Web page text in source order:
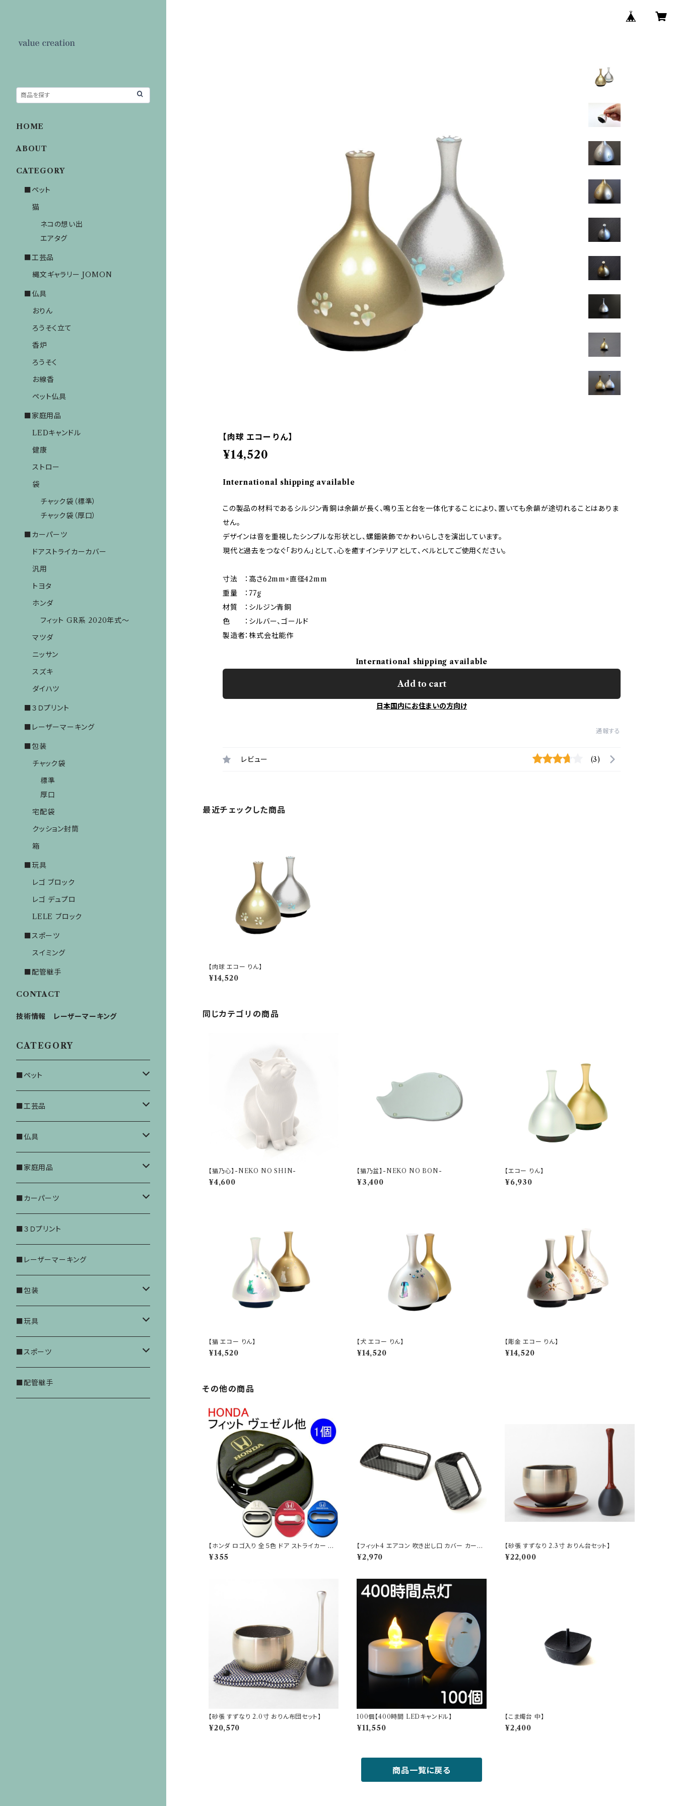
【肉球 エコー りん】
¥14,520
International shipping available
この製品の材料であるシルジン青銅は余韻が長く、鳴り玉と台を一体化することにより、置いても余韻が途切れることはありま
せん。
デザインは音を重視したシンプルな形状とし、螺鈿装飾でかわいらしさを演出しています。
現代と過去をつなぐ「おりん」として、心を癒すインテリアとして、ベルとしてご使用ください。
寸法 ：高さ62mm×直径42mm
重量 ：77g
材質 ：シルジン青銅
色 ：シルバー、ゴールド
製造者：株式会社能作
International shipping available
Add to cart
日本国内にお住まいの方向け
通報する
レビュー (3)
最近チェックした商品
【肉球 エコー りん】
¥14,520
同じカテゴリの商品
【猫乃心】-NEKO NO SHIN-
¥4,600
【猫乃盆】-NEKO NO BON-
¥3,400
【エコー りん】
¥6,930
【猫 エコー りん】
¥14,520
【犬 エコー りん】
¥14,520
【彫金 エコー りん】
¥14,520
その他の商品
【ホンダ ロゴ入り 全５色 ドア ストライカー カ
バー】
¥355
【フィット4 エアコン 吹き出し口 カバー カーボ
ン】
¥2,970
【砂張 すずなり 2.3寸 おりん台セット】
¥22,000
【砂張 すずなり 2.0寸 おりん布団セット】
¥20,570
100個【400時間 LEDキャンドル】
¥11,550
【こま燭台 中】
¥2,400
商品一覧に戻る
HOME
ABOUT
CATEGORY
■ペット
猫
ネコの想い出
エアタグ
■工芸品
縄文ギャラリー JOMON
■仏具
おりん
ろうそく立て
香炉
ろうそく
お線香
ペット仏具
■家庭用品
LEDキャンドル
健康
ストロー
袋
チャック袋（標準）
チャック袋（厚口）
■カーパーツ
ドアストライカーカバー
汎用
トヨタ
ホンダ
フィット GR系 2020年式～
マツダ
ニッサン
スズキ
ダイハツ
■３Ｄプリント
■レーザーマーキング
■包装
チャック袋
標準
厚口
宅配袋
クッション封筒
箱
■玩具
レゴ ブロック
レゴ デュプロ
LELE ブロック
■スポーツ
スイミング
■配管継手
CONTACT
技術情報 レーザーマーキング
CATEGORY
■ペット
猫
ネコの想い出
エアタグ
■工芸品
縄文ギャラリー JOMON
■仏具
おりん
ろうそく立て
香炉
ろうそく
お線香
ペット仏具
■家庭用品
LEDキャンドル
健康
ストロー
袋
チャック袋（標準）
チャック袋（厚口）
■カーパーツ
ドアストライカーカバー
汎用
トヨタ
ホンダ
フィット GR系 2020年式～
マツダ
ニッサン
■３Ｄプリント
■レーザーマーキング
■包装
チャック袋
標準
厚口
宅配袋
クッション封筒
■玩具
レゴ ブロック
レゴ デュプロ
■スポーツ
スイミング
■配管継手